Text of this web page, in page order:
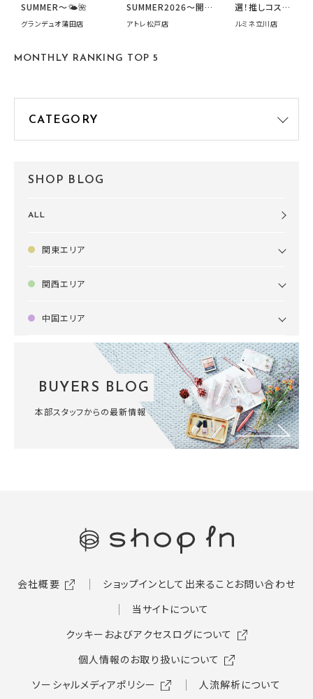
SUMMER〜🌤️🌺
グランデュオ蒲田店
SUMMER2026～開催
中です！
アトレ松戸店
選！推しコス
summer2026開催
ルミネ立川店
MONTHLY RANKING TOP 5
SHOP BLOG
ALL
関東エリア
関西エリア
中国エリア
BUYERS BLOG
本部スタッフからの最新情報
会社概要 ショップインとして出来ることお問い合わせ
当サイトについて
クッキーおよびアクセスログについて
個人情報のお取り扱いについて
ソーシャルメディアポリシー
人流解析について